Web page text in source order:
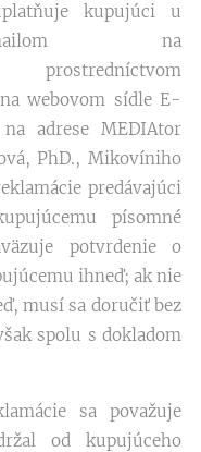
kupujúci u
mailom na
webovom sídle E-
adrese MEDIAtor
PhD., Mikovíniho
predávajúci
písomné
potvrdenie o
ihneď; ak nie
musí sa doručiť bez
spolu s dokladom
sa považuje
od kupujúceho